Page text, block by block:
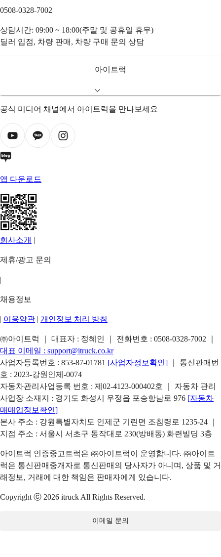
0508-0328-7002
상담시간: 09:00 ~ 18:00(주말 및 공휴일 휴무)
딜러 입점, 차량 판매, 차량 구매 문의 상담
아이트럭
공식 미디어 채널에서 아이트럭을 만나보세요
앱 다운로드
회사소개 |
제휴/광고 문의
|
채용정보
| 이용약관 | 개인정보 처리 방침
㈜아이트럭 ｜ 대표자 : 정혜인 ｜ 전화번호 : 0508-0328-7002
대표 이메일 : support@itruck.co.kr
사업자등록번호 : 853-87-01781 [사업자정보확인]
｜ 통신판매번
호 : 2023-강원인제-0074
자동차관리사업등록 번호 : 제02-4123-000402호 ｜ 자동차 관리
사업장 소재지 : 경기도 화성시 우정읍 포승항남로 976 [자동차
매매업정보확인]
본사 주소 : 강원특별자치도 인제군 기린면 조침령로 1235-24 ｜
지점 주소 : 서울시 서초구 동작대로 230(방배동) 화련빌딩 3층
아이트럭 인증중고트럭은 ㈜아이트럭이 운영합니다. ㈜아이트
럭은 통신판매중개자로 통신판매의 당사자가 아니며, 상품 및 거
래정보, 거래에 대한 책임은 판매자에게 있습니다.
Copyright ⓒ 2026 itruck All Rights Reserved.
이메일 문의